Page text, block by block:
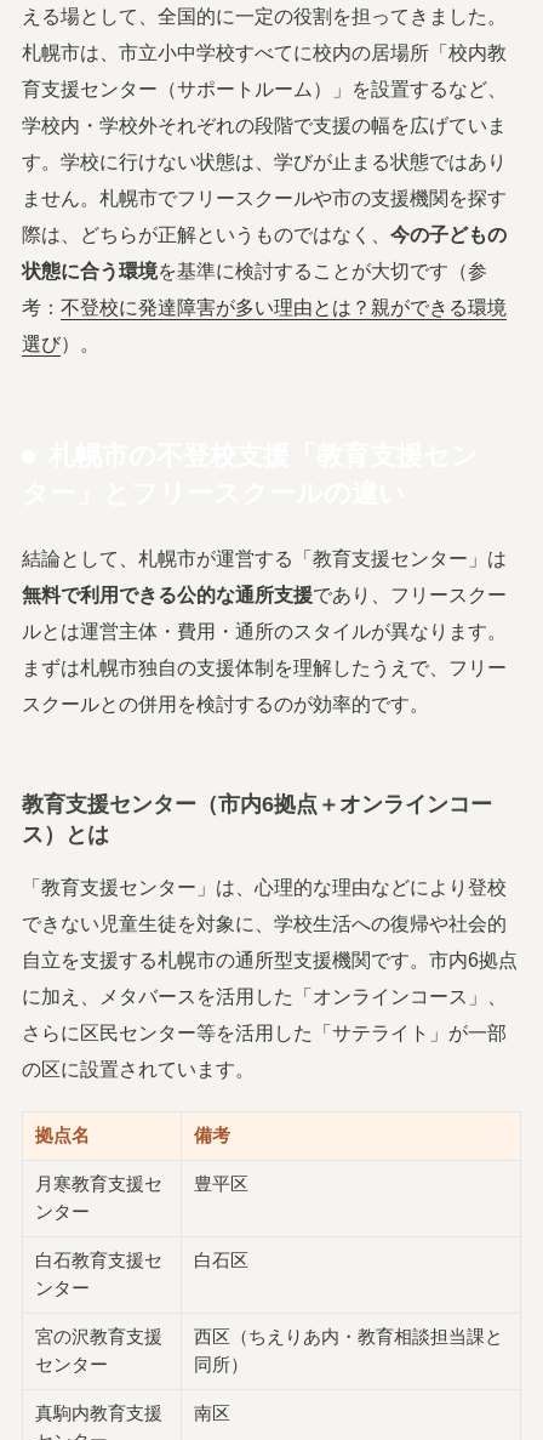
える場として、全国的に一定の役割を担ってきました。
札幌市は、市立小中学校すべてに校内の居場所「校内教
育支援センター（サポートルーム）」を設置するなど、
学校内・学校外それぞれの段階で支援の幅を広げていま
す。学校に行けない状態は、学びが止まる状態ではあり
ません。札幌市でフリースクールや市の支援機関を探す
際は、どちらが正解というものではなく、 今の子どもの
状態に合う環境を基準に検討することが大切です（参
考： 不登校に発達障害が多い理由とは？親ができる環境
選び）。
結論として、札幌市が運営する「教育支援センター」は
無料で利用できる公的な通所支援であり、フリースクー
ルとは運営主体・費用・通所のスタイルが異なります。
まずは札幌市独自の支援体制を理解したうえで、フリー
スクールとの併用を検討するのが効率的です。
教育支援センター（市内6拠点＋オンラインコー
ス）とは
「教育支援センター」は、心理的な理由などにより登校
できない児童生徒を対象に、学校生活への復帰や社会的
自立を支援する札幌市の通所型支援機関です。市内6拠点
に加え、メタバースを活用した「オンラインコース」、
さらに区民センター等を活用した「サテライト」が一部
の区に設置されています。
拠点名 備考
月寒教育支援セ
ンター
豊平区
白石教育支援セ
ンター
白石区
宮の沢教育支援
センター
西区（ちえりあ内・教育相談担当課と
同所）
真駒内教育支援
南区